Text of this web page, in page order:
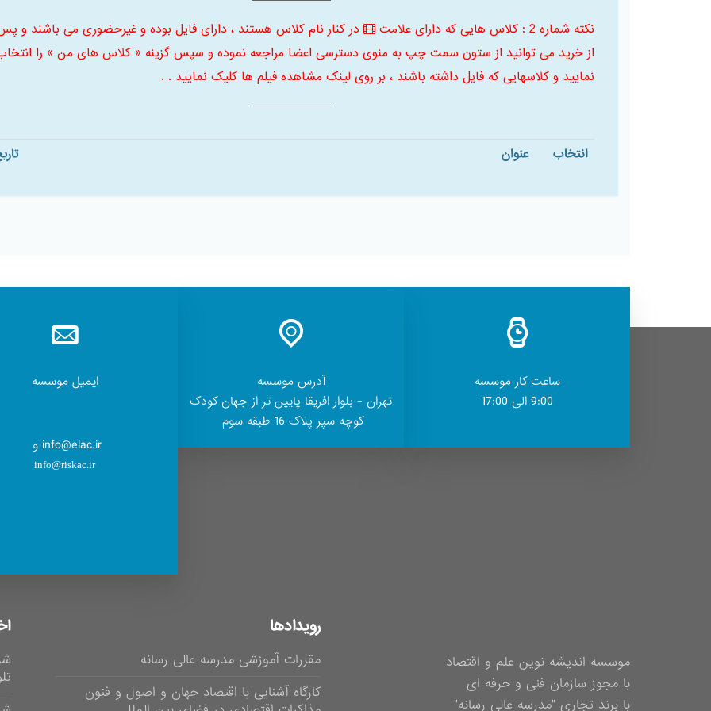
نکته شماره 2 : کلاس هایی که دارای علامت
در کنار نام کلاس هستند ، دارای فایل بوده و غیرحضوری می باشند و
از خرید می توانید از ستون سمت چپ به منوی دسترسی اعضا مراجعه نموده و سپس گزینه « کلاس های من » را
نمایید و کلاسهایی که فایل داشته باشند ، بر روی لینک مشاهده فیلم ها کلیک نمایید . .
انتخاب عنوان
ساعت کار موسسه
9:00 الی 17:00
آدرس موسسه
تهران - بلوار افریقا پایین تر از جهان کودک
کوچه سپر پلاک 16 طبقه سوم
ایمیل موسسه
info@elac.ir و
info@riskac.ir
موسسه اندیشه نوین علم و اقتصاد
با مجوز سازمان فنی و حرفه ای
با برند تجاری "مدرسه عالی رسانه"
رویدادها
مقررات آموزشی مدرسه عالی رسانه
کارگاه آشنایی با اقتصاد جهان و اصول و فنون